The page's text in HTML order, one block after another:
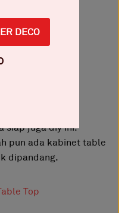
pulas
seorang diri
siap juga diy ini.
pun ada kabinet table
dipandang.
DECO